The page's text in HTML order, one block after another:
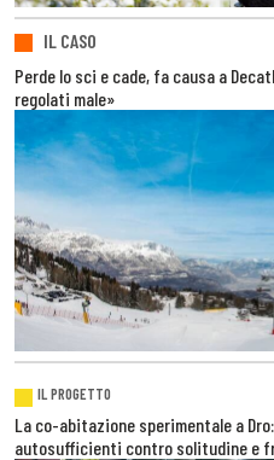
IL CASO
Perde lo sci e cade, fa causa a
regolati male»
IL PROGETTO
La co-abitazione sperimentale a
autosufficienti contro solitudine e